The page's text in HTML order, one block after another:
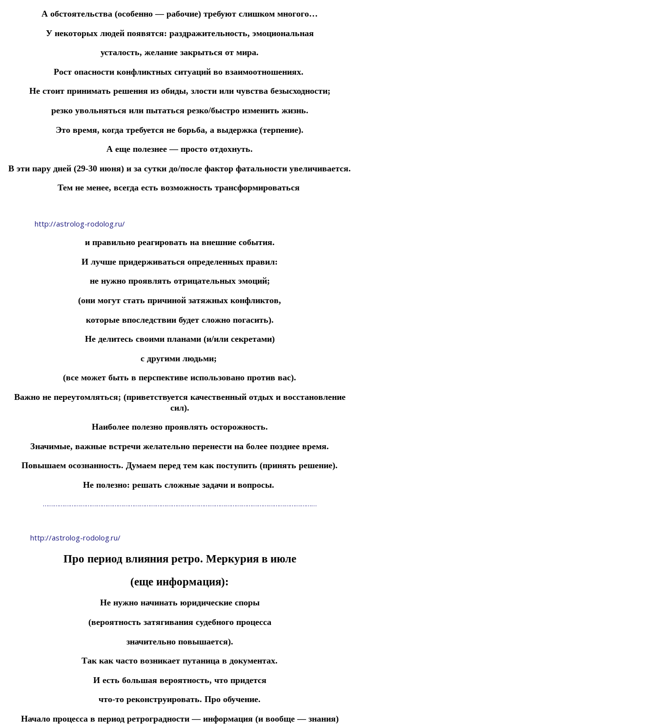
А обстоятельства (особенно — рабочие) требуют слишком многого…
У некоторых людей появятся: раздражительность, эмоциональная
усталость, желание закрыться от мира.
Рост опасности конфликтных ситуаций во взаимоотношениях.
Не стоит принимать решения из обиды, злости или чувства безысходности;
резко увольняться или пытаться резко/быстро изменить жизнь.
Это время, когда требуется не борьба, а выдержка (терпение).
А еще полезнее — просто отдохнуть.
В эти пару дней (29-30 июня) и за сутки до/после фактор фатальности увеличивается.
Тем не менее, всегда есть возможность трансформироваться
http://astrolog-rodolog.ru/
и правильно реагировать на внешние события.
И лучше придерживаться определенных правил:
не нужно проявлять отрицательных эмоций;
(они могут стать причиной затяжных конфликтов,
которые впоследствии будет сложно погасить).
Не делитесь своими планами (и/или секретами)
с другими людьми;
(все может быть в перспективе использовано против вас).
Важно не переутомляться; (приветствуется качественный отдых и восстановление
сил).
Наиболее полезно проявлять осторожность.
Значимые, важные встречи желательно перенести на более позднее время.
Повышаем осознанность. Думаем перед тем как поступить (принять решение).
Не полезно: решать сложные задачи и вопросы.
………………………………………………………………………………………………………………………………………
http://astrolog-rodolog.ru/
Про период влияния ретро. Меркурия в июле
(еще информация):
Не нужно начинать юридические споры
(вероятность затягивания судебного процесса
значительно повышается).
Так как часто возникает путаница в документах.
И есть большая вероятность, что придется
что-то реконструировать. Про обучение.
Начало процесса в период ретроградности — информация (и вообще — знания)